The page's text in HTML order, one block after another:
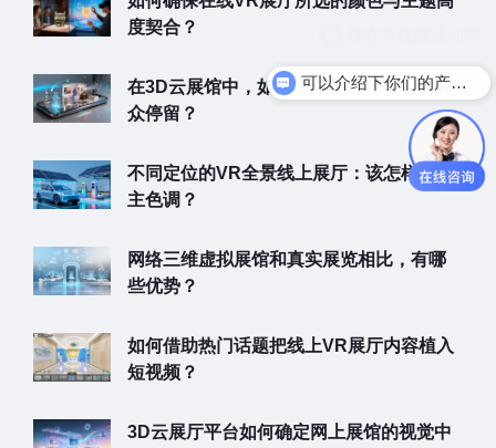
度契合？
在3D云展馆中，如何梳理主题精髓吸引观
众停留？
不同定位的VR全景线上展厅：该怎样选择
主色调？
网络三维虚拟展馆和真实展览相比，有哪
些优势？
如何借助热门话题把线上VR展厅内容植入
短视频？
3D云展厅平台如何确定网上展馆的视觉中
可以介绍下你们的产品么